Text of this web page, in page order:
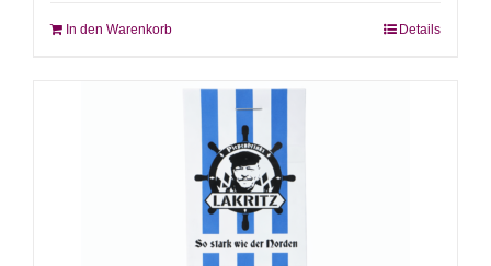
In den Warenkorb Details